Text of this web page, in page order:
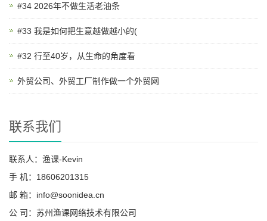
#34 2026年不做生活老油条
#33 我是如何把生意越做越小的(
#32 行至40岁，从生命的角度看
外贸公司、外贸工厂制作做一个外贸网
联系我们
联系人：渔课-Kevin
手 机：18606201315
邮 箱：info@soonidea.cn
公 司：苏州渔课网络技术有限公司